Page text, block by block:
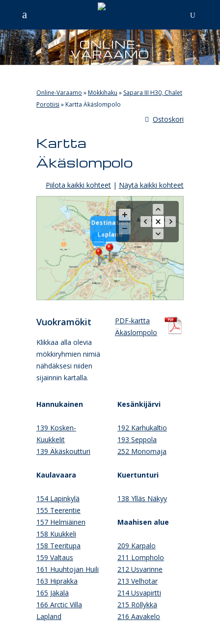
ONLINE-
VARAAMO
Online-Varaamo »Mökkihaku » Sapara III H30, Chalet
Porotiisi »Kartta Äkäslompolo
Ostoskori
Kartta
Äkäslompolo
Piilota kaikki kohteet | Näytä kaikki kohteet
104
Destination
Lapland
Vuokramökit
Klikkaa alla olevia
mökkiryhmien nimiä
nähdäksesi niiden
sijainnin kartalla.
PDF-kartta
Äkäslompolo
Hannukainen
139 Kosken-
Kuukkelit
139 Äkäskoutturi
Kaulavaara
154 Lapinkylä
155 Teerentie
157 Helmiäinen
158 Kuukkeli
158 Teeritupa
159 Valtaus
161 Huuhtojan Huili
163 Hiprakka
165 Jäkälä
166 Arctic Villa
Lapland
Kesänkijärvi
192 Karhukaltio
193 Seppola
252 Monomaja
Kuertunturi
138 Ylläs Näkyy
Maahisen alue
209 Karpalo
211 Lompholo
212 Usvarinne
213 Velhotar
214 Usvapirtti
215 Röllykkä
216 Aavakelo